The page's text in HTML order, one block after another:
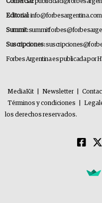
Editorial:info@forbesargentina.com
Summit:
Suscripciones:
Forbes Argentina es publicada por
MediaKit Newsletter
Términos y condiciones
los derechos reservados.